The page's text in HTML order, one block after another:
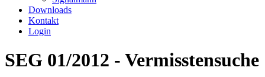
Downloads
Kontakt
Login
SEG 01/2012 - Vermisstensuche